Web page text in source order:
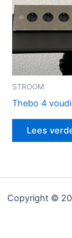
STROOM
Thebo 4
Lees
Copyright ©